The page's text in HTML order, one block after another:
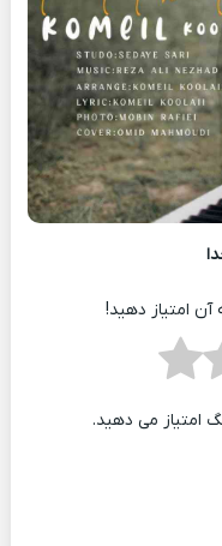
امتیاز دهید!
امتیاز می دهید.